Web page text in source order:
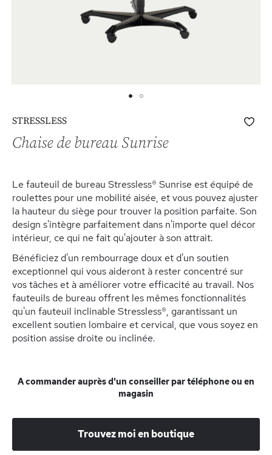
the
beginning
images
gallery
STRESSLESS
Chaise de bureau Sunrise
Le fauteuil de bureau Stressless® Sunrise est équipé de
roulettes pour une mobilité aisée, et vous pouvez ajuster
la hauteur du siège pour trouver la position parfaite. Son
design s'intègre parfaitement dans n'importe quel décor
intérieur, ce qui ne fait qu'ajouter à son attrait.
Bénéficiez d'un rembourrage doux et d'un soutien
exceptionnel qui vous aideront à rester concentré sur
vos tâches et à améliorer votre efficacité au travail. Nos
fauteuils de bureau offrent les mêmes fonctionnalités
qu'un fauteuil inclinable Stressless®, garantissant un
excellent soutien lombaire et cervical, que vous soyez en
position assise droite ou inclinée.
A commander auprès d'un conseiller par téléphone ou en
magasin
Trouvez moi en boutique